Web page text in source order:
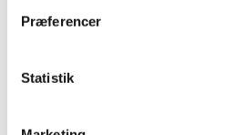
Præferencer
Statistik
Deltageren kan efter
bestået eksamen, samt
Kursus-
administration